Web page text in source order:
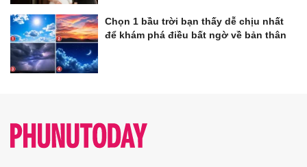
Chọn 1 bầu trời bạn thấy dễ chịu nhất
để khám phá điều bất ngờ về bản thân